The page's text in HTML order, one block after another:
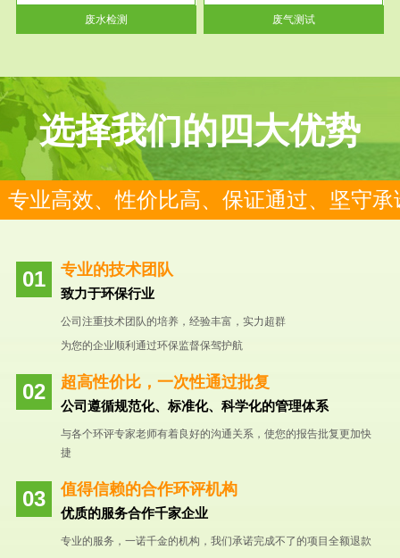
废水检测
包括...
废气测试
选择我们的四大优势
专业高效、性价比高、保证通过、坚守承
专业的技术团队
致力于环保行业
公司注重技术团队的培养，经验丰富，实力超群
为您的企业顺利通过环保监督保驾护航
超高性价比，一次性通过批复
公司遵循规范化、标准化、科学化的管理体系
与各个环评专家老师有着良好的沟通关系，使您的报告批复更加快
捷
值得信赖的合作环评机构
优质的服务合作千家企业
专业的服务，一诺千金的机构，我们承诺完成不了的项目全额退款